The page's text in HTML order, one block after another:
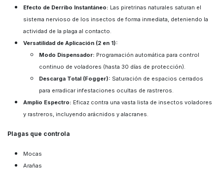
Efecto de Derribo Instantáneo: Las piretrinas naturales saturan el
sistema nervioso de los insectos de forma inmediata, deteniendo la
actividad de la plaga al contacto.
Versatilidad de Aplicación (2 en 1):
Modo Dispensador: Programación automática para control
continuo de voladores (hasta 30 días de protección).
Descarga Total (Fogger): Saturación de espacios cerrados
para erradicar infestaciones ocultas de rastreros.
Amplio Espectro: Eficaz contra una vasta lista de insectos voladores
y rastreros, incluyendo arácnidos y alacranes.
Plagas que controla
Mocas
Arañas